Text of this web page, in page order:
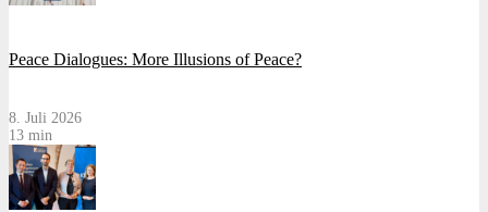
Peace Dialogues: More Illusions of Peace?
8. Juli 2026
13 min